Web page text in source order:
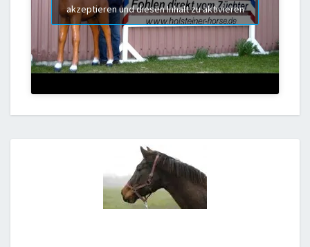
akzeptieren und diesen Inhalt zu aktivieren